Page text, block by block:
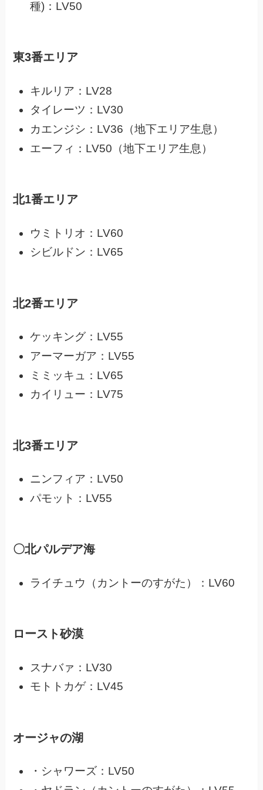
種)：LV50
東3番エリア
キルリア：LV28
タイレーツ：LV30
カエンジシ：LV36（地下エリア生息）
エーフィ：LV50（地下エリア生息）
北1番エリア
ウミトリオ：LV60
シビルドン：LV65
北2番エリア
ケッキング：LV55
アーマーガア：LV55
ミミッキュ：LV65
カイリュー：LV75
北3番エリア
ニンフィア：LV50
パモット：LV55
〇北パルデア海
ライチュウ（カントーのすがた）：LV60
ロースト砂漠
スナバァ：LV30
モトトカゲ：LV45
オージャの湖
・シャワーズ：LV50